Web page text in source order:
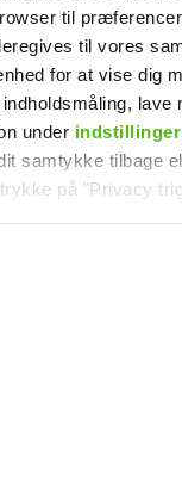
til
til vores
for at vise dig
lave
under indstillinger
samtykke tilbage
på "Privacy
tredjeparter til at
samt til brug
"På et